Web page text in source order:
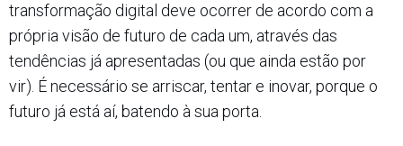
transformação digital deve ocorrer de acordo com a
própria visão de futuro de cada um, através das
tendências já apresentadas (ou que ainda estão por
vir). É necessário se arriscar, tentar e inovar, porque o
futuro já está aí, batendo à sua porta.